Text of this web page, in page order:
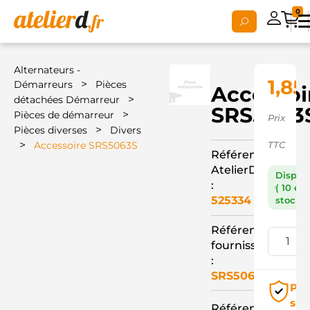
0
Alternateurs -
Démarreurs
>
Pièces
détachées Démarreur
>
Pièces de démarreur >
Pièces diverses > Divers
> Accessoire SRS5063S
Référence
AtelierD
:
525334
Référence
fournisseur
:
SRS5063S
1,85
Prix
TTC
( 10 en
stock )